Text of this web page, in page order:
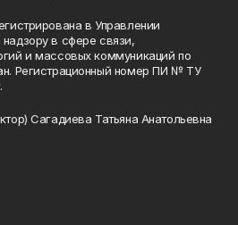
в Управлении
в сфере связи,
и массовых коммуникаций по
Регистрационный номер ПИ № ТУ
Сагадиева Татьяна Анатольевна